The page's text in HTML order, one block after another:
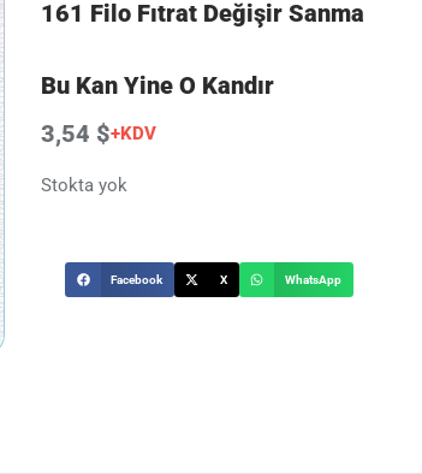
161 Filo Fıtrat Değişir Sanma
Bu Kan Yine O Kandır
3,54 $+KDV
Stokta yok
Facebook X WhatsApp